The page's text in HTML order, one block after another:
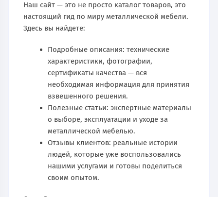
Наш сайт — это не просто каталог товаров, это
настоящий гид по миру металлической мебели.
Здесь вы найдете:
Подробные описания: технические
характеристики, фотографии,
сертификаты качества — вся
необходимая информация для принятия
взвешенного решения.
Полезные статьи: экспертные материалы
о выборе, эксплуатации и уходе за
металлической мебелью.
Отзывы клиентов: реальные истории
людей, которые уже воспользовались
нашими услугами и готовы поделиться
своим опытом.